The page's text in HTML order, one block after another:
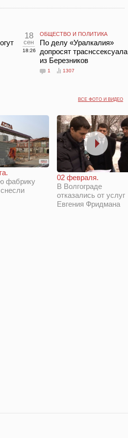
18
сен
18:26
ОБЩЕСТВО И ПОЛИТИКА
По делу «Уралкалия»
допросят траснссексуала
из Березников
1 1307
ВСЕ ФОТО И ВИДЕО
фабрику
02 февраля.
В Волгограде
отказались от услуг
Евгения Фридмана